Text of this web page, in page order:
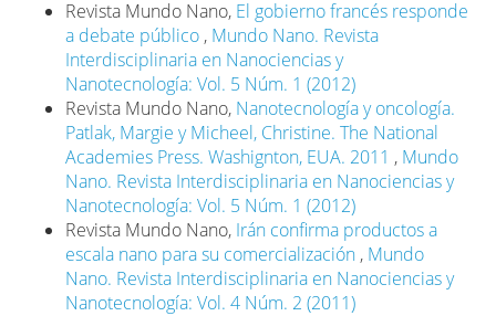
Revista Mundo Nano, El gobierno francés responde
a debate público , Mundo Nano. Revista
Interdisciplinaria en Nanociencias y
Nanotecnología: Vol. 5 Núm. 1 (2012)
Revista Mundo Nano, Nanotecnología y oncología.
Patlak, Margie y Micheel, Christine. The National
Academies Press. Washignton, EUA. 2011 , Mundo
Nano. Revista Interdisciplinaria en Nanociencias y
Nanotecnología: Vol. 5 Núm. 1 (2012)
Revista Mundo Nano, Irán confirma productos a
escala nano para su comercialización , Mundo
Nano. Revista Interdisciplinaria en Nanociencias y
Nanotecnología: Vol. 4 Núm. 2 (2011)